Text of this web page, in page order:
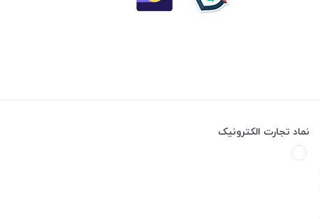
نماد تجارت الکترونیک